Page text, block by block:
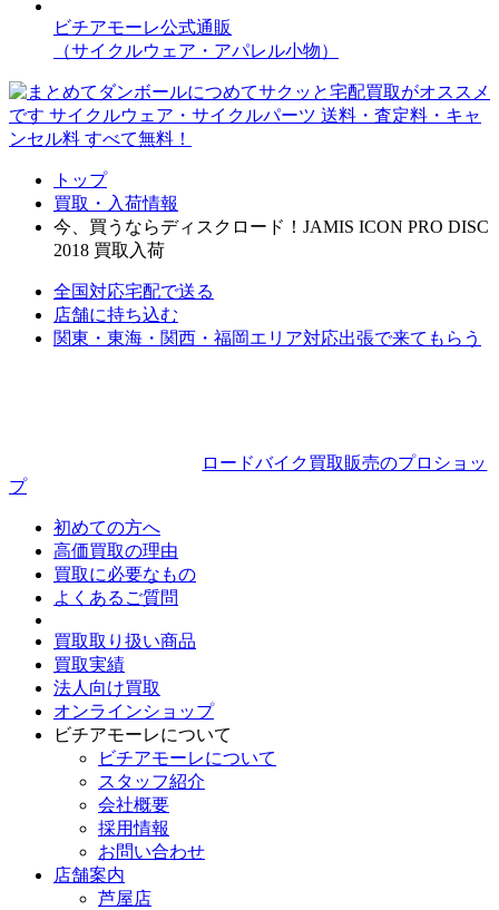
ビチアモーレ公式通販
（サイクルウェア・アパレル小物）
トップ
買取・入荷情報
今、買うならディスクロード！JAMIS ICON PRO DISC
2018 買取入荷
全国対応宅配で送る
店舗に持ち込む
関東・東海・関西・福岡エリア対応出張で来てもらう
ロードバイク買取販売のプロショッ
プ
初めての方へ
高価買取の理由
買取に必要なもの
よくあるご質問
買取取り扱い商品
買取実績
法人向け買取
オンラインショップ
ビチアモーレについて
ビチアモーレについて
スタッフ紹介
会社概要
採用情報
お問い合わせ
店舗案内
芦屋店